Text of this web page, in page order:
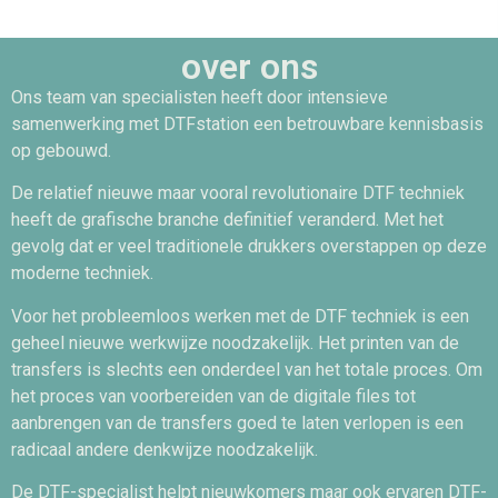
over ons
Ons team van specialisten heeft door intensieve
samenwerking met DTFstation een betrouwbare kennisbasis
op gebouwd.
De relatief nieuwe maar vooral revolutionaire DTF techniek
heeft de grafische branche definitief veranderd. Met het
gevolg dat er veel traditionele drukkers overstappen op deze
moderne techniek.
Voor het probleemloos werken met de DTF techniek is een
geheel nieuwe werkwijze noodzakelijk. Het printen van de
transfers is slechts een onderdeel van het totale proces. Om
het proces van voorbereiden van de digitale files tot
aanbrengen van de transfers goed te laten verlopen is een
radicaal andere denkwijze noodzakelijk.
De DTF-specialist helpt nieuwkomers maar ook ervaren DTF-